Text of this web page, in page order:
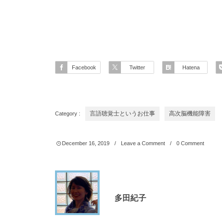
Facebook Twitter Hatena
Category : 言語聴覚士というお仕事 高次脳機能障害
December 16 ,2019 Leave a Comment 0 Comment
多田紀子